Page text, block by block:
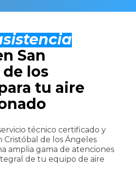
San
los
tu aire
técnico certificado y
Cristóbal de los Ángeles
amplia gama de atenciones
de tu equipo de aire